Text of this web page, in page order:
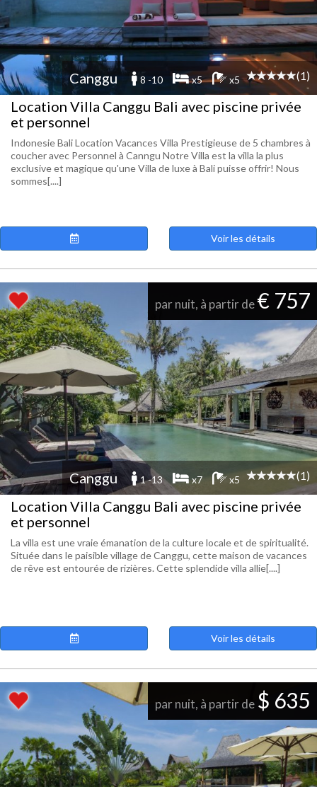
Canggu 8 -10 x5 x5 (1)
Location Villa Canggu Bali avec piscine privée
et personnel
Indonesie Bali Location Vacances Villa Prestigieuse de 5 chambres à
coucher avec Personnel à Canngu Notre Villa est la villa la plus
exclusive et magique qu'une Villa de luxe à Bali puisse offrir! Nous
sommes[....]
Voir les détails
par nuit, à partir de€ 757
Canggu 1 -13 x7 x5 (1)
Location Villa Canggu Bali avec piscine privée
et personnel
La villa est une vraie émanation de la culture locale et de spiritualité.
Située dans le paisible village de Canggu, cette maison de vacances
de rêve est entourée de rizières. Cette splendide villa allie[....]
Voir les détails
par nuit, à partir de $ 635